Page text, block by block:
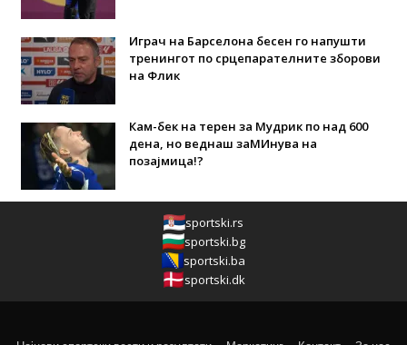
Играч на Барселона бесен го напушти
тренингот по срцепарателните зборови
на Флик
Кам-бек на терен за Мудрик по над 600
дена, но веднаш заМИнува на
позајмица!?
sportski.rs
sportski.bg
sportski.ba
sportski.dk